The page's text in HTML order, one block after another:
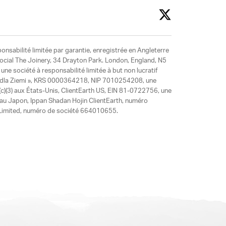
limitée par garantie, enregistrée en Angleterre
The Joinery, 34 Drayton Park. London, England, N5
société à responsabilité limitée à but non lucratif
Ziemi », KRS 0000364218, NIP 7010254208, une
aux États-Unis, ClientEarth US, EIN 81-0722756, une
Japon, Ippan Shadan Hojin ClientEarth, numéro
numéro de société 664010655.